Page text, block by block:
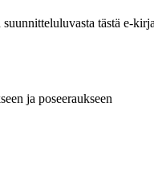
tästä e-
ja poseeraukseen